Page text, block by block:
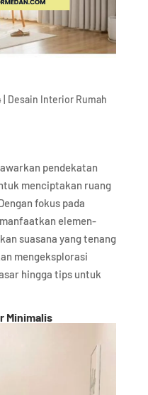
| Desain Interior Rumah
pendekatan
menciptakan ruang
fokus pada
elemen-
suasana yang tenang
mengeksplorasi
hingga tips untuk
Minimalis